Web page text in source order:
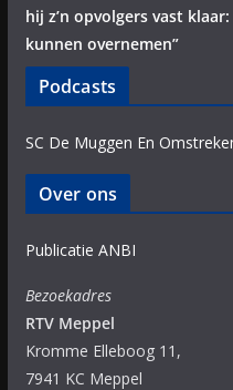
hij z’n opvolgers vast
kunnen overnemen”
Podcasts
SC De Muggen En
Over ons
Publicatie ANBI
Bezoekadres
RTV Meppel
Kromme Elleboog 11,
7941 KC Meppel